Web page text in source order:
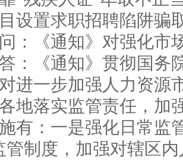
设置求职招聘陷阱骗
《通知》对强化市场
《通知》贯彻国务院
进一步加强人力资源
地落实监管责任，加
有：一是强化日常监
管制度，加强对辖区